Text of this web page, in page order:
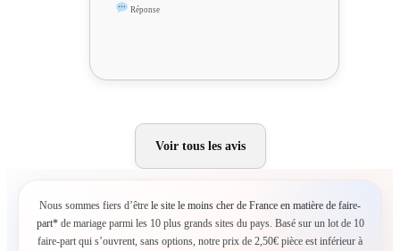
Réponse
Voir tous les avis
Nous sommes fiers d’être le site le moins cher de France en matière de faire-
part*de mariage parmi les 10 plus grands sites du pays. Basé sur un lot de 10
faire-part qui s’ouvrent, sans options, notre prix de 2,50€ pièce est inférieur à